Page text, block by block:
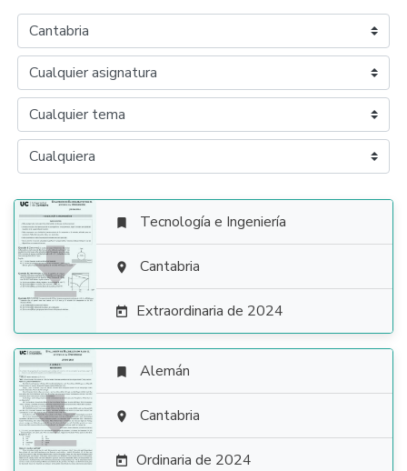

 Tecnología e Ingeniería
 Cantabria
 Extraordinaria de 2024

 Alemán
 Cantabria
 Ordinaria de 2024